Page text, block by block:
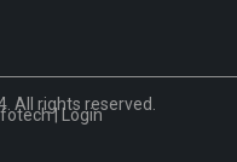
All rights reserved.
| Login